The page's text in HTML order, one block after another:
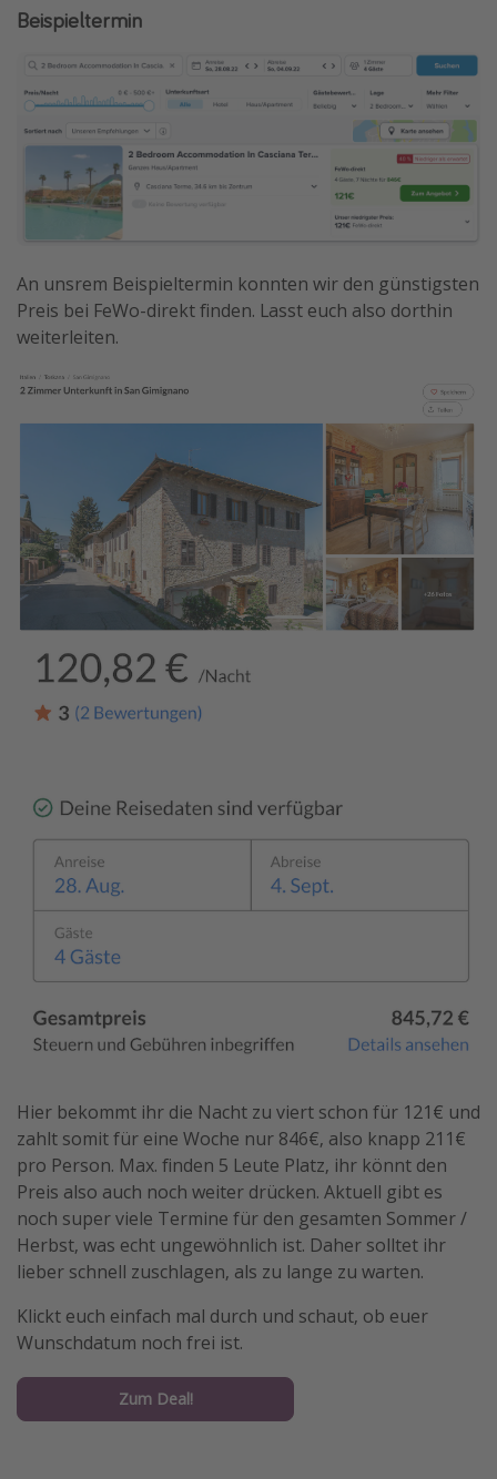
Beispieltermin
An unsrem Beispieltermin konnten wir den günstigsten
Preis bei FeWo-direkt finden. Lasst euch also dorthin
weiterleiten.
Hier bekommt ihr die Nacht zu viert schon für 121€ und
zahlt somit für eine Woche nur 846€, also knapp 211€
pro Person. Max. finden 5 Leute Platz, ihr könnt den
Preis also auch noch weiter drücken. Aktuell gibt es
noch super viele Termine für den gesamten Sommer /
Herbst, was echt ungewöhnlich ist. Daher solltet ihr
lieber schnell zuschlagen, als zu lange zu warten.
Klickt euch einfach mal durch und schaut, ob euer
Wunschdatum noch frei ist.
Zum Deal!